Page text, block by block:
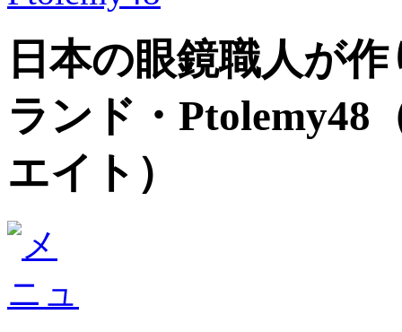
日本の眼鏡職人が
ランド ・
エイト）